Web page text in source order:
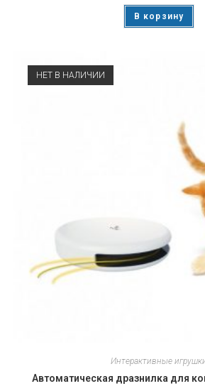
В корзину
НЕТ В НАЛИЧИИ
Интерактивные
Автоматическая дразнилка для